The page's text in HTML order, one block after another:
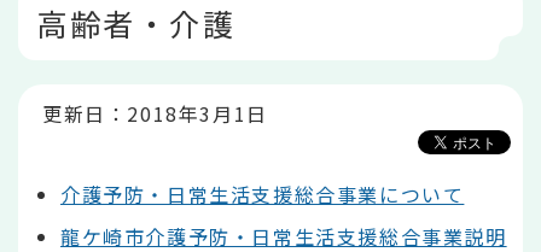
高齢者・介護
更新日：2018年3月1日
介護予防・日常生活支援総合事業について
龍ケ崎市介護予防・日常生活支援総合事業説明